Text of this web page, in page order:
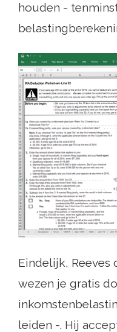
houden -
Eindelijk,
wezen je gratis
leiden -. Hij